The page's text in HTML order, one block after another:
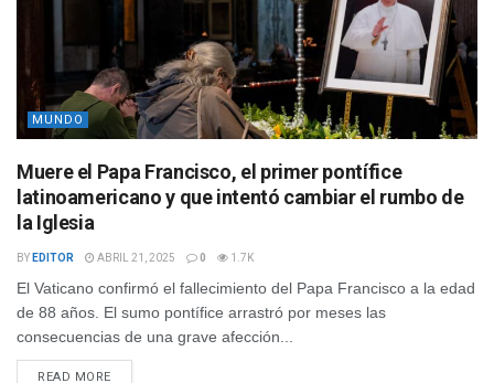
MUNDO
Muere el Papa Francisco, el primer pontífice
latinoamericano y que intentó cambiar el rumbo de
la Iglesia
BY EDITOR ABRIL 21, 2025 0 1.7K
El Vaticano confirmó el fallecimiento del Papa Francisco a la edad
de 88 años. El sumo pontífice arrastró por meses las
consecuencias de una grave afección...
READ MORE